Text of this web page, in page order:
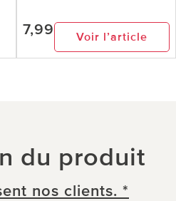
7,99 Voir l’article
du produit
nos clients. *